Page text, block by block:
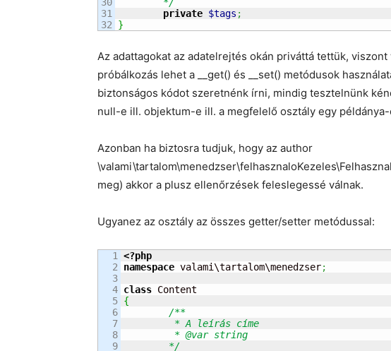
31
private $tags ;
}
Az adattagokat az adatelrejtés okán priváttá tettük,
próbálkozás lehet a __get() és __set() metódusok
biztonságos kódot szeretnénk írni, mindig tesztelnünk
null-e ill. objektum-e ill. a megfelelő osztály egy példánya-
Azonban ha biztosra tudjuk, hogy az author
meg) akkor a plusz ellenőrzések feleslegessé válnak.
Ugyanez az osztály az összes getter/setter metódussal:
1
2
3
4
5
6
7
8
9
<?php
namespace valami\tartalom\menedzser;
class
{
/**
	*/